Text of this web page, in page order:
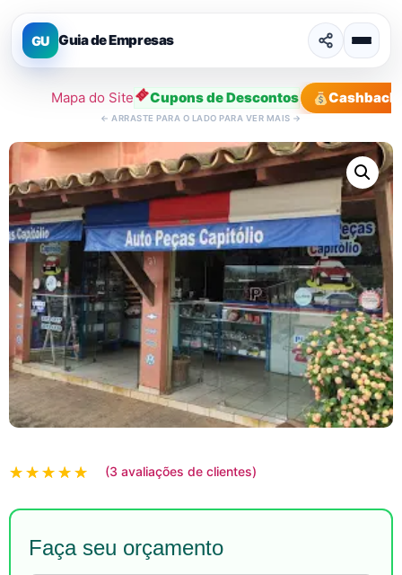
GU Guia de Empresas
Mapa do Site Cupons de Descontos Cashback
← ARRASTE PARA O LADO PARA VER MAIS →
(3 avaliações de clientes)
Faça seu orçamento